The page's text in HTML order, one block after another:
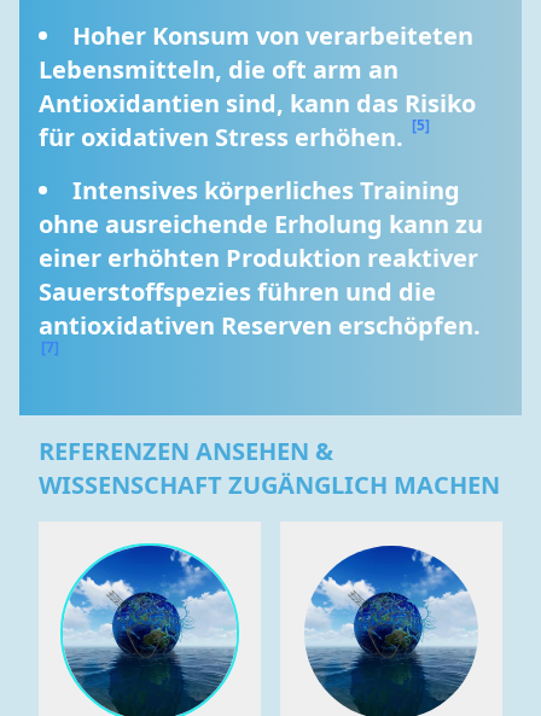
Hoher Konsum von verarbeiteten
Lebensmitteln, die oft arm an
Antioxidantien sind, kann das Risiko
für oxidativen Stress erhöhen. [5]
Intensives körperliches Training
ohne ausreichende Erholung kann zu
einer erhöhten Produktion reaktiver
Sauerstoffspezies führen und die
[7]
REFERENZEN ANSEHEN &
WISSENSCHAFT ZUGÄNGLICH MACHEN